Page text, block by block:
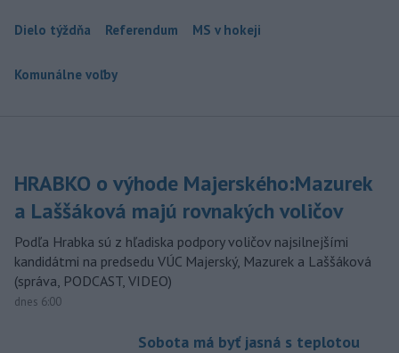
Dielo týždňa Referendum MS v hokeji
Komunálne voľby
HRABKO o výhode Majerského:Mazurek
a Laššáková majú rovnakých voličov
Podľa Hrabka sú z hľadiska podpory voličov najsilnejšími
kandidátmi na predsedu VÚC Majerský, Mazurek a Laššáková
(správa, PODCAST, VIDEO)
dnes 6:00
Sobota má byť jasná s teplotou